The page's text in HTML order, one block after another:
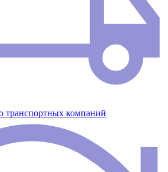
транспортных компаний